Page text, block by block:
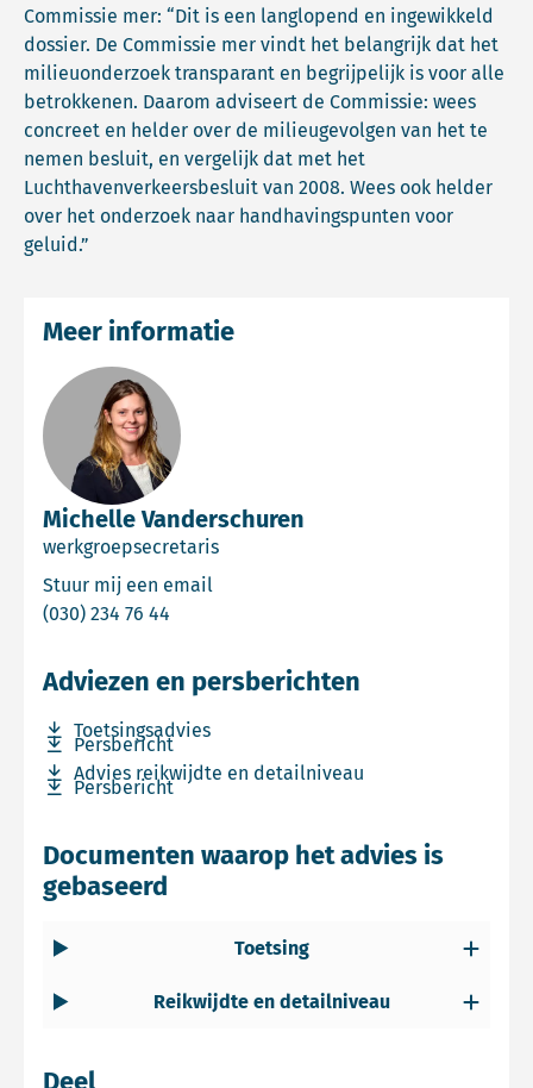
Commissie mer: “Dit is een langlopend en ingewikkeld
dossier. De Commissie mer vindt het belangrijk dat het
milieuonderzoek transparant en begrijpelijk is voor alle
betrokkenen. Daarom adviseert de Commissie: wees
concreet en helder over de milieugevolgen van het te
nemen besluit, en vergelijk dat met het
Luchthavenverkeersbesluit van 2008. Wees ook helder
over het onderzoek naar handhavingspunten voor
geluid.”
Michelle Vanderschuren
werkgroepsecretaris
Stuur mij een email
(030) 234 76 44
Meer informatie
Adviezen en persberichten
Toetsingsadvies
Download bestand Toetsingsadvies
Persbericht
Download bestand Persbericht
Advies reikwijdte en detailniveau
Download bestand Advies reikwijdte en detailniveau
Persbericht
Download bestand Persbericht
Documenten waarop het advies is
gebaseerd
Toetsing
Reikwijdte en detailniveau
Deel